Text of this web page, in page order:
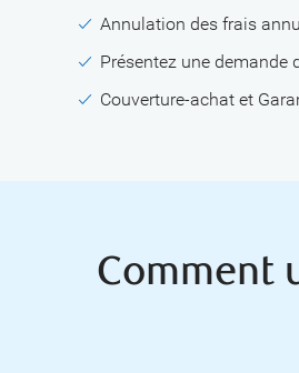
Annulation des frais
Présentez une demande
Couverture-achat et
Comment